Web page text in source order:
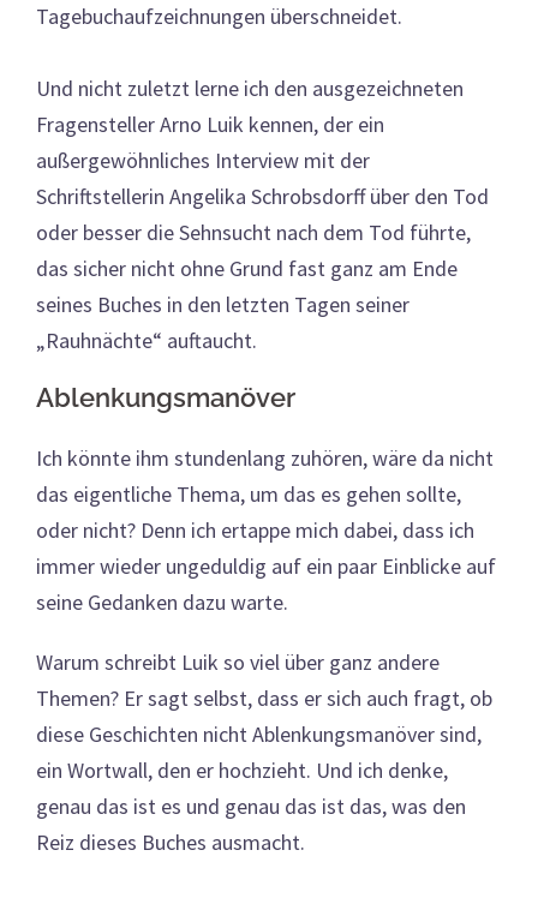
Tagebuchaufzeichnungen überschneidet.
Und nicht zuletzt lerne ich den ausgezeichneten
Fragensteller Arno Luik kennen, der ein
außergewöhnliches Interview mit der
Schriftstellerin Angelika Schrobsdorff über den Tod
oder besser die Sehnsucht nach dem Tod führte,
das sicher nicht ohne Grund fast ganz am Ende
seines Buches in den letzten Tagen seiner
„Rauhnächte“ auftaucht.
Ablenkungsmanöver
Ich könnte ihm stundenlang zuhören, wäre da nicht
das eigentliche Thema, um das es gehen sollte,
oder nicht? Denn ich ertappe mich dabei, dass ich
immer wieder ungeduldig auf ein paar Einblicke auf
seine Gedanken dazu warte.
Warum schreibt Luik so viel über ganz andere
Themen? Er sagt selbst, dass er sich auch fragt, ob
diese Geschichten nicht Ablenkungsmanöver sind,
ein Wortwall, den er hochzieht. Und ich denke,
genau das ist es und genau das ist das, was den
Reiz dieses Buches ausmacht.